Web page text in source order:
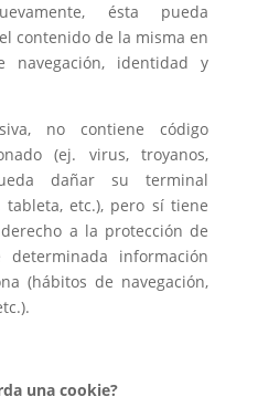
ésta pueda
contenido de la misma en
identidad y
no contiene código
(ej. virus, troyanos,
dañar su terminal
tableta, etc.), pero sí tiene
a la protección de
información
(hábitos de navegación,
una cookie?